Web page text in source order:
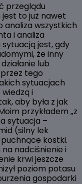
przeglądu
to już nawet
analiza wszystkich
i analiza
jest, gdy
że inny
lub
tego
sytuacjach
i
aby była z jak
przykładem „z
sytuacja –
(silny lek
kostki.
nadciśnienie i
krwi jeszcze
poziom potasu
gospodarki